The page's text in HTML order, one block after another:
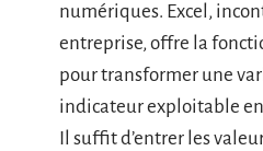
numériques. Excel,
entreprise, offre la
pour transformer une
indicateur exploitable
Il suffit d’entrer les